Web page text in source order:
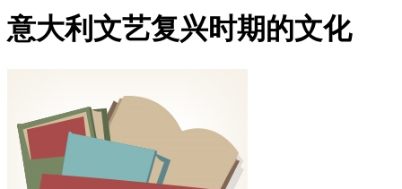
意大利文艺复兴时期的文化